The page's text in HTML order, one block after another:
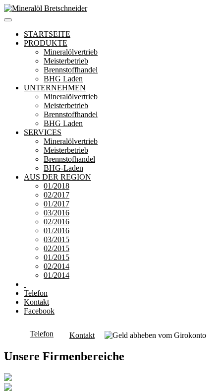
Zum
Inhalt
STARTSEITE
PRODUKTE
Mineralölvertrieb
Meisterbetrieb
Brennstoffhandel
BHG Laden
UNTERNEHMEN
Mineralölvertrieb
Meisterbetrieb
Brennstoffhandel
BHG Laden
SERVICES
Mineralölvertrieb
Meisterbetrieb
Brennstofhandel
BHG-Laden
AUS DER REGION
01/2018
02/2017
01/2017
03/2016
02/2016
01/2016
03/2015
02/2015
01/2015
02/2014
01/2014
Telefon
Kontakt
Facebook
Telefon Kontakt
Unsere Firmenbereiche